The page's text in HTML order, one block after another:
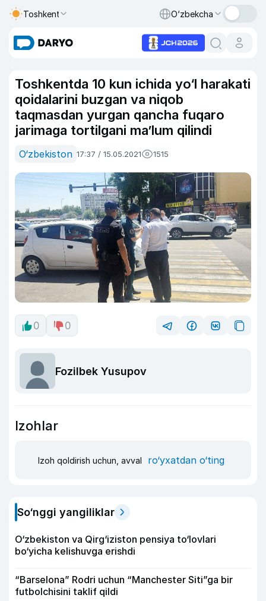
Toshkent O‘zbekcha
Toshkentda 10 kun ichida yo‘l harakati
qoidalarini buzgan va niqob
taqmasdan yurgan qancha fuqaro
jarimaga tortilgani ma’lum qilindi
O‘zbekiston 17:37 / 15.05.2021 1515
0 0
Fozilbek Yusupov
Izohlar
Izoh qoldirish uchun, avval ro‘yxatdan o‘ting
So‘nggi yangiliklar
O‘zbekiston va Qirg‘iziston pensiya to‘lovlari
bo‘yicha kelishuvga erishdi
“Barselona” Rodri uchun “Manchester Siti”ga bir
futbolchisini taklif qildi